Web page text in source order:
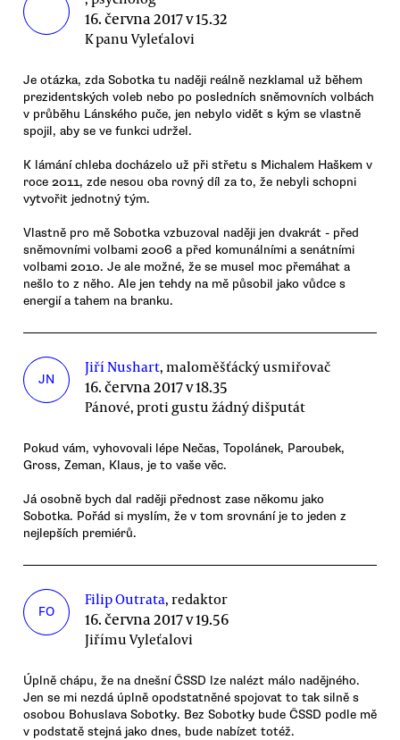
16. června 2017 v 15.32
K panu Vyleťalovi
Je otázka, zda Sobotka tu naději reálně nezklamal už během
prezidentských voleb nebo po posledních sněmovních volbách
v průběhu Lánského puče, jen nebylo vidět s kým se vlastně
spojil, aby se ve funkci udržel.
K lámání chleba docházelo už při střetu s Michalem Haškem v
roce 2011, zde nesou oba rovný díl za to, že nebyli schopni
vytvořit jednotný tým.
Vlastně pro mě Sobotka vzbuzoval naději jen dvakrát - před
sněmovními volbami 2006 a před komunálními a senátními
volbami 2010. Je ale možné, že se musel moc přemáhat a
nešlo to z něho. Ale jen tehdy na mě působil jako vůdce s
energií a tahem na branku.
JN
Jiří Nushart, maloměšťácký usmiřovač
16. června 2017 v 18.35
Pánové, proti gustu žádný dišputát
Pokud vám, vyhovovali lépe Nečas, Topolánek, Paroubek,
Gross, Zeman, Klaus, je to vaše věc.
Já osobně bych dal raději přednost zase někomu jako
Sobotka. Pořád si myslím, že v tom srovnání je to jeden z
nejlepších premiérů.
FO
Filip Outrata, redaktor
16. června 2017 v 19.56
Jiřímu Vyleťalovi
Úplně chápu, že na dnešní ČSSD lze nalézt málo nadějného.
Jen se mi nezdá úplně opodstatněné spojovat to tak silně s
osobou Bohuslava Sobotky. Bez Sobotky bude ČSSD podle mě
v podstatě stejná jako dnes, bude nabízet totéž.